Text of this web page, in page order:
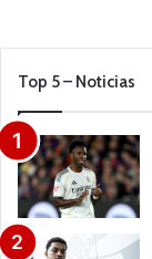
Top 5 – Noticias